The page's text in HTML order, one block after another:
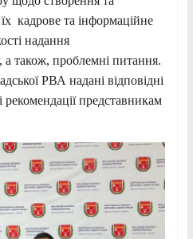
кадрове та інформаційне
надання
а також, проблемні питання.
РВА надані відповідні
рекомендації представникам